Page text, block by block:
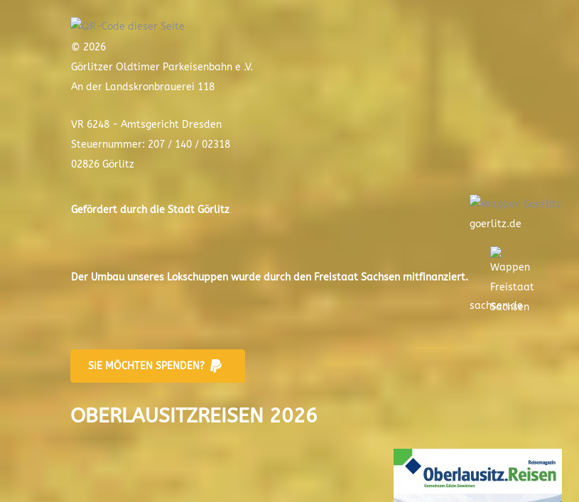
© 2026
Görlitzer Oldtimer Parkeisenbahn e .V.
An der Landskronbrauerei 118
VR 6248 - Amtsgericht Dresden
Steuernummer: 207 / 140 / 02318
02826 Görlitz
Gefördert durch die Stadt Görlitz
goerlitz.de
Der Umbau unseres Lokschuppen wurde durch den Freistaat Sachsen mitfinanziert.
sachsen.de
SIE MÖCHTEN SPENDEN?
OBERLAUSITZREISEN 2026